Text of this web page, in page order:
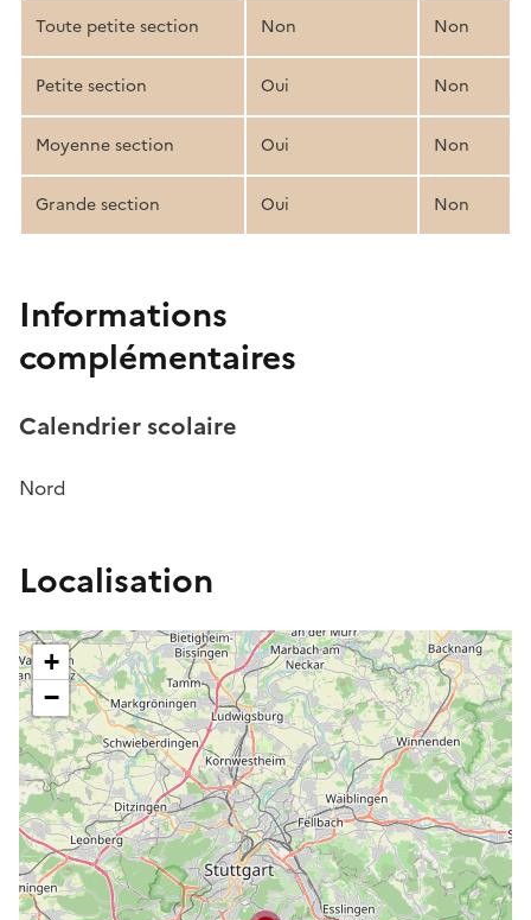
structure
pédagogique
Toute petite section Non Non
Petite section Oui Non
Moyenne section Oui Non
Grande section Oui Non
Informations
complémentaires
Calendrier scolaire
Nord
Localisation
+
−